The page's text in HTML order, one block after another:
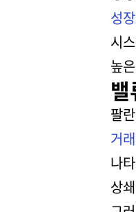
성장
시
높
팔
거래
나
상